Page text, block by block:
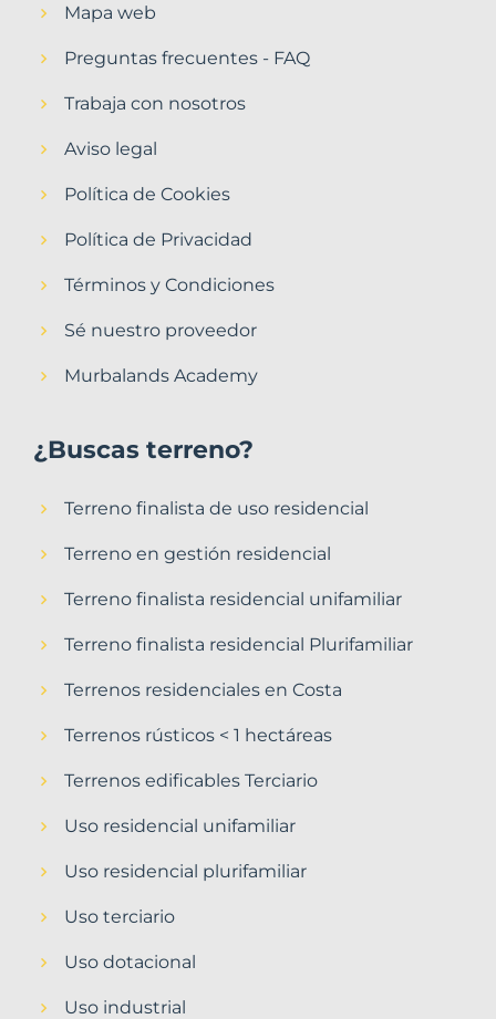
Mapa web
Preguntas frecuentes - FAQ
Trabaja con nosotros
Aviso legal
Política de Cookies
Política de Privacidad
Términos y Condiciones
Sé nuestro proveedor
Murbalands Academy
¿Buscas terreno?
Terreno finalista de uso residencial
Terreno en gestión residencial
Terreno finalista residencial unifamiliar
Terreno finalista residencial Plurifamiliar
Terrenos residenciales en Costa
Terrenos rústicos < 1 hectáreas
Terrenos edificables Terciario
Uso residencial unifamiliar
Uso residencial plurifamiliar
Uso terciario
Uso dotacional
Uso industrial